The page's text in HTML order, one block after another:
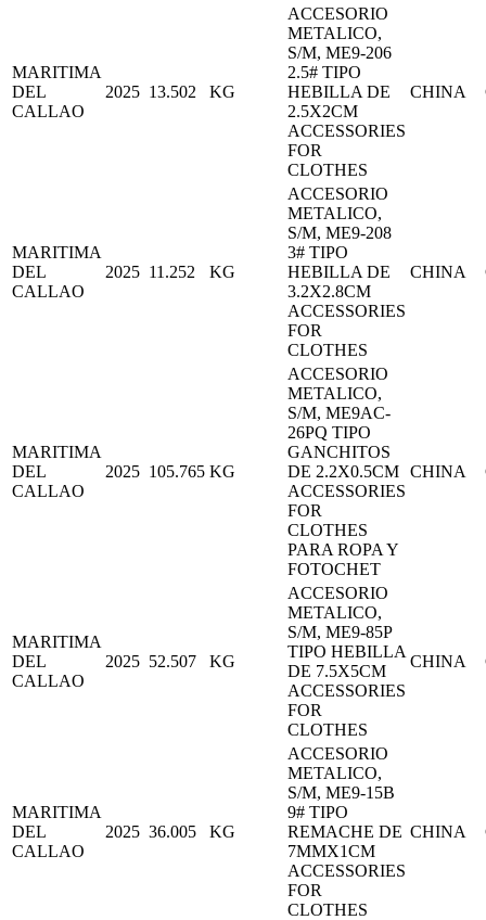
MARITIMA
DEL
CALLAO
2025 13.502 KG
ACCESORIO
METALICO,
S/M, ME9-206
2.5# TIPO
HEBILLA DE
2.5X2CM
ACCESSORIES
FOR
CLOTHES
CHINA
MARITIMA
DEL
CALLAO
2025 11.252 KG
ACCESORIO
METALICO,
S/M, ME9-208
3# TIPO
HEBILLA DE
3.2X2.8CM
ACCESSORIES
FOR
CLOTHES
CHINA
MARITIMA
DEL
CALLAO
2025 105.765 KG
ACCESORIO
METALICO,
S/M, ME9AC-
26PQ TIPO
GANCHITOS
DE 2.2X0.5CM
ACCESSORIES
FOR
CLOTHES
PARA ROPA Y
FOTOCHET
CHINA
MARITIMA
DEL
CALLAO
2025 52.507 KG
ACCESORIO
METALICO,
S/M, ME9-85P
TIPO HEBILLA
DE 7.5X5CM
ACCESSORIES
FOR
CLOTHES
CHINA
MARITIMA
DEL
CALLAO
2025 36.005 KG
ACCESORIO
METALICO,
S/M, ME9-15B
9# TIPO
REMACHE DE
7MMX1CM
ACCESSORIES
FOR
CLOTHES
CHINA